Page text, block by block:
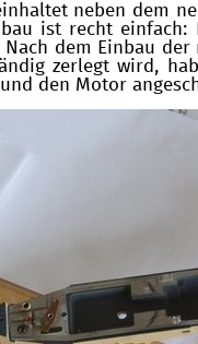
neben dem
ist recht
dem Einbau der
zerlegt wird,
den Motor